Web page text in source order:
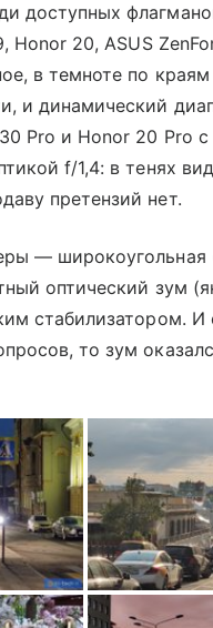
доступных
Honor 20, ASUS
в темноте по
и динамический
Pro и Honor 20 Pro с
f/1,4: в тенях
претензий нет.
— широкоугольная
оптический зум
стабилизатором. И
то зум